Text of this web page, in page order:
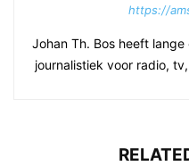
https://
Johan Th. Bos heeft
journalistiek voor radio,